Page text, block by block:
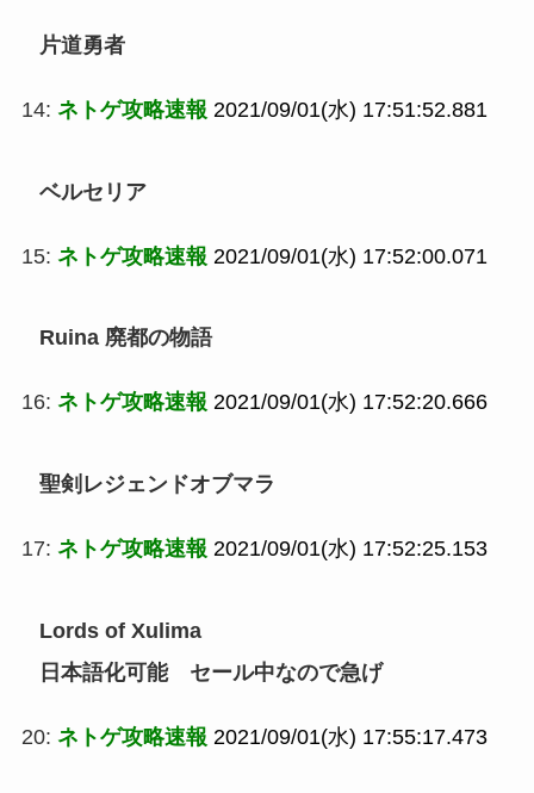
片道勇者
14: ネトゲ攻略速報 2021/09/01(水) 17:51:52.881
ベルセリア
15: ネトゲ攻略速報 2021/09/01(水) 17:52:00.071
Ruina 廃都の物語
16: ネトゲ攻略速報 2021/09/01(水) 17:52:20.666
聖剣レジェンドオブマラ
17: ネトゲ攻略速報 2021/09/01(水) 17:52:25.153
Lords of Xulima
日本語化可能 セール中なので急げ
20: ネトゲ攻略速報 2021/09/01(水) 17:55:17.473